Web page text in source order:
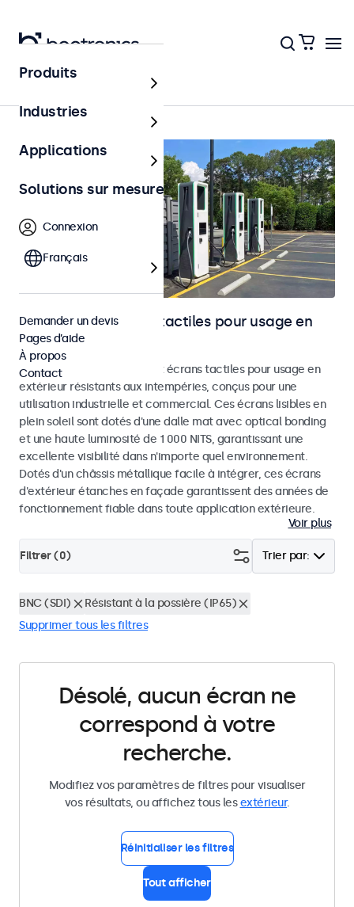
Accueil
Moniteurs et écrans tactiles pour usage en
extérieur
Découvrez nos moniteurs et écrans tactiles pour usage en
extérieur résistants aux intempéries, conçus pour une
utilisation industrielle et commercial. Ces écrans lisibles en
plein soleil sont dotés d'une dalle mat avec optical bonding
et une haute luminosité de 1 000 NITS, garantissant une
excellente visibilité dans n'importe quel environnement.
Dotés d'un châssis métallique facile à intégrer, ces écrans
d'extérieur étanches en façade garantissent des années de
fonctionnement fiable dans toute application extérieure.
Voir plus
Trier par:
Filtrer (0)
BNC (SDI)
Résistant à la possière (IP65)
Supprimer tous les filtres
Désolé, aucun écran ne
correspond à votre
recherche.
Modifiez vos paramètres de filtres pour visualiser
vos résultats, ou affichez tous lesextérieur.
Réinitialiser les filtres
Tout afficher
Produits
Industries
Applications
Solutions sur mesure
Connexion
Français
Demander un devis
Pages d’aide
À propos
Contact